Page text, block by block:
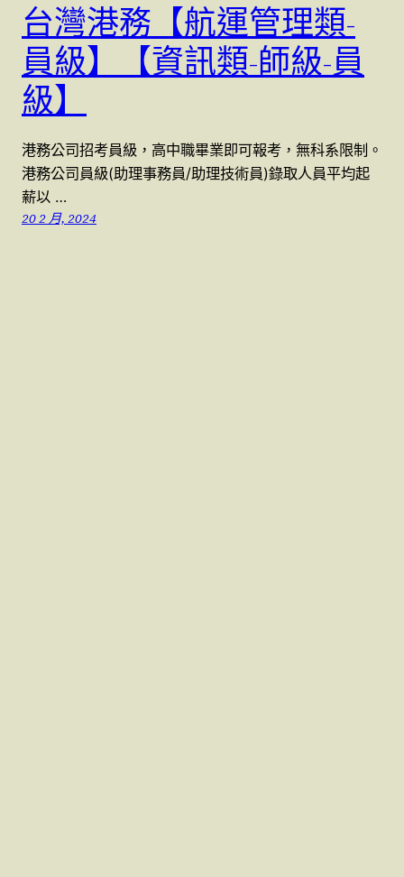
台灣港務【航運管理類-
員級】【資訊類-師級-員
級】
港務公司招考員級，高中職畢業即可報考，無科系限制。
港務公司員級(助理事務員/助理技術員)錄取人員平均起
薪以 …
20 2 月, 2024